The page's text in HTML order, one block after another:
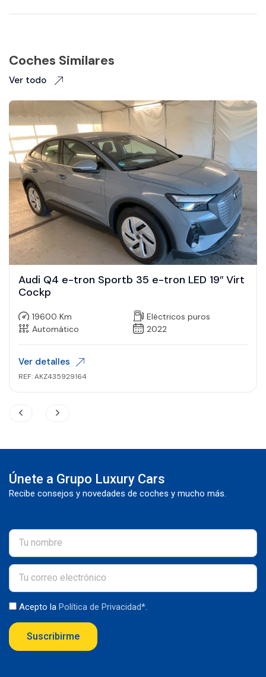
Coches Similares
Ver todo
Audi Q4 e-tron Sportb 35 e-tron LED 19″ Virt
Cockp
19600 Km
Eléctricos puros
Automático
2022
Ver detalles
REF: AKZ435929164
Únete a Grupo Luxury Cars
Recibe consejos y novedades de coches y mucho más.
Acepto la Política de Privacidad*
Suscribirme